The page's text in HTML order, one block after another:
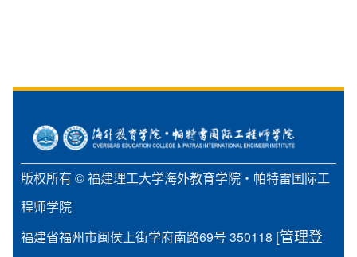
版权所有 © 福建理工大学海外教育学院・帕特雷国际工
程师学院
福建省福州市闽侯上街学府南路69号 350118 [管理登